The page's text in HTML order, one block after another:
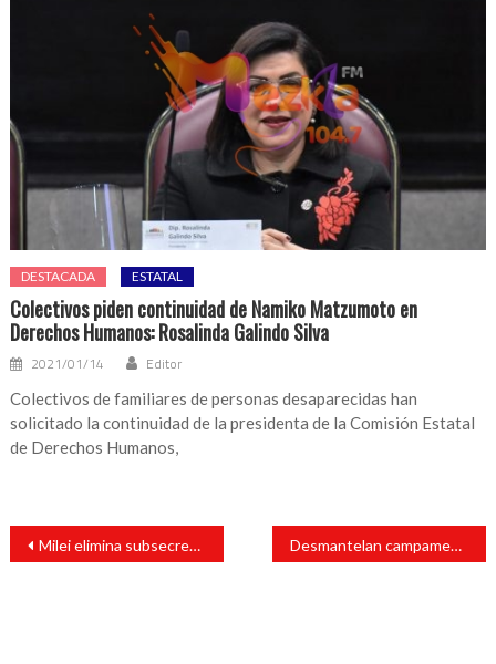
DESTACADA ESTATAL
Colectivos piden continuidad de Namiko Matzumoto en
Derechos Humanos: Rosalinda Galindo Silva
2021/01/14 Editor
Colectivos de familiares de personas desaparecidas han
solicitado la continuidad de la presidenta de la Comisión Estatal
de Derechos Humanos,
Navegación
entradas
Milei elimina subsecretaría para combatir violencia de género Desmantelan campamento de más de cuatrocientos migrantes en CDMX